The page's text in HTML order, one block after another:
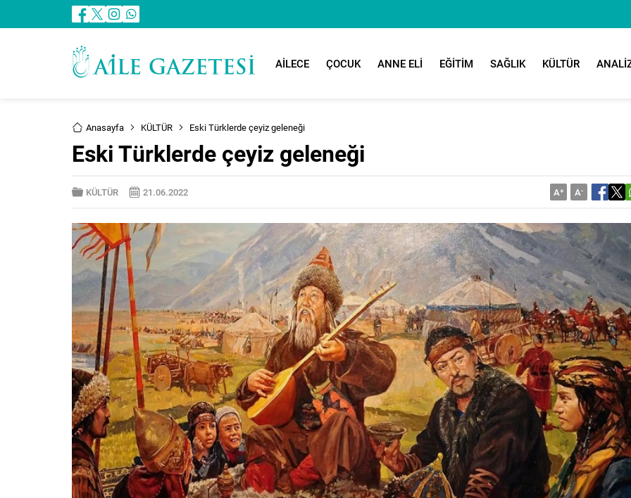
AİLECE ÇOCUK ANNE ELİ EĞİTİM SAĞLIK KÜLTÜR
Anasayfa KÜLTÜR Eski Türklerde çeyiz geleneği
Eski Türklerde çeyiz geleneği
KÜLTÜR 21.06.2022 A+ A-